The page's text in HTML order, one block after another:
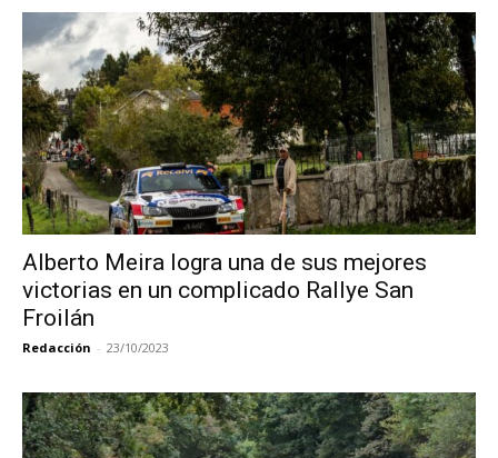
Alberto Meira logra una de sus mejores
victorias en un complicado Rallye San
Froilán
Redacción - 23/10/2023